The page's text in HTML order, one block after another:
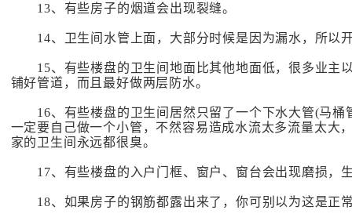
13、有些房子的烟道会出现裂缝。
14、卫生间水管上面，大部分时候是因为漏水，所以
15、有些楼盘的卫生间地面比其他地面低，很多业主
铺好管道，而且最好做两层防水。
16、有些楼盘的卫生间居然只留了一个下水大管(马桶
一定要自己做一个小管，不然容易造成水流太多流量太大
家的卫生间永远都很臭。
17、有些楼盘的入户门框、窗户、窗台会出现磨损，
18、如果房子的钢筋都露出来了，你可别以为这是正